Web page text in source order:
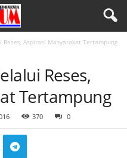
Reses, Aspirasi Masyarakat Tertampung
Reses,
Tertampung
370 0